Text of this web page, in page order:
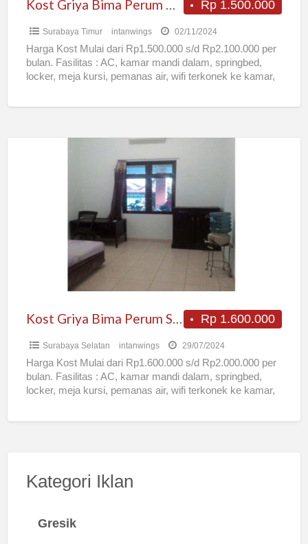
Rp 1.500.000
Kost Griya Bima Perum Villa Kalijudan Indah J42 Surabaya
Surabaya Timur intanwings 02/11/2024
Harga Kost Mulai dari Rp1.500.000 s/d Rp2.100.000 per
bulan. Fasilitas : AC, kamar mandi dalam, springbed,
locker, meja kursi, pemanas air, wifi terkonek ke kamar,
Rp 1.600.000
Kost Griya Bima Perum Sakura Regency Surabaya
Surabaya Selatan intanwings 29/07/2024
Harga Kost Mulai dari Rp1.600.000 s/d Rp2.000.000 per
bulan. Fasilitas : AC, kamar mandi dalam, springbed,
locker, meja kursi, pemanas air, wifi terkonek ke kamar,
Kategori Iklan
Gresik